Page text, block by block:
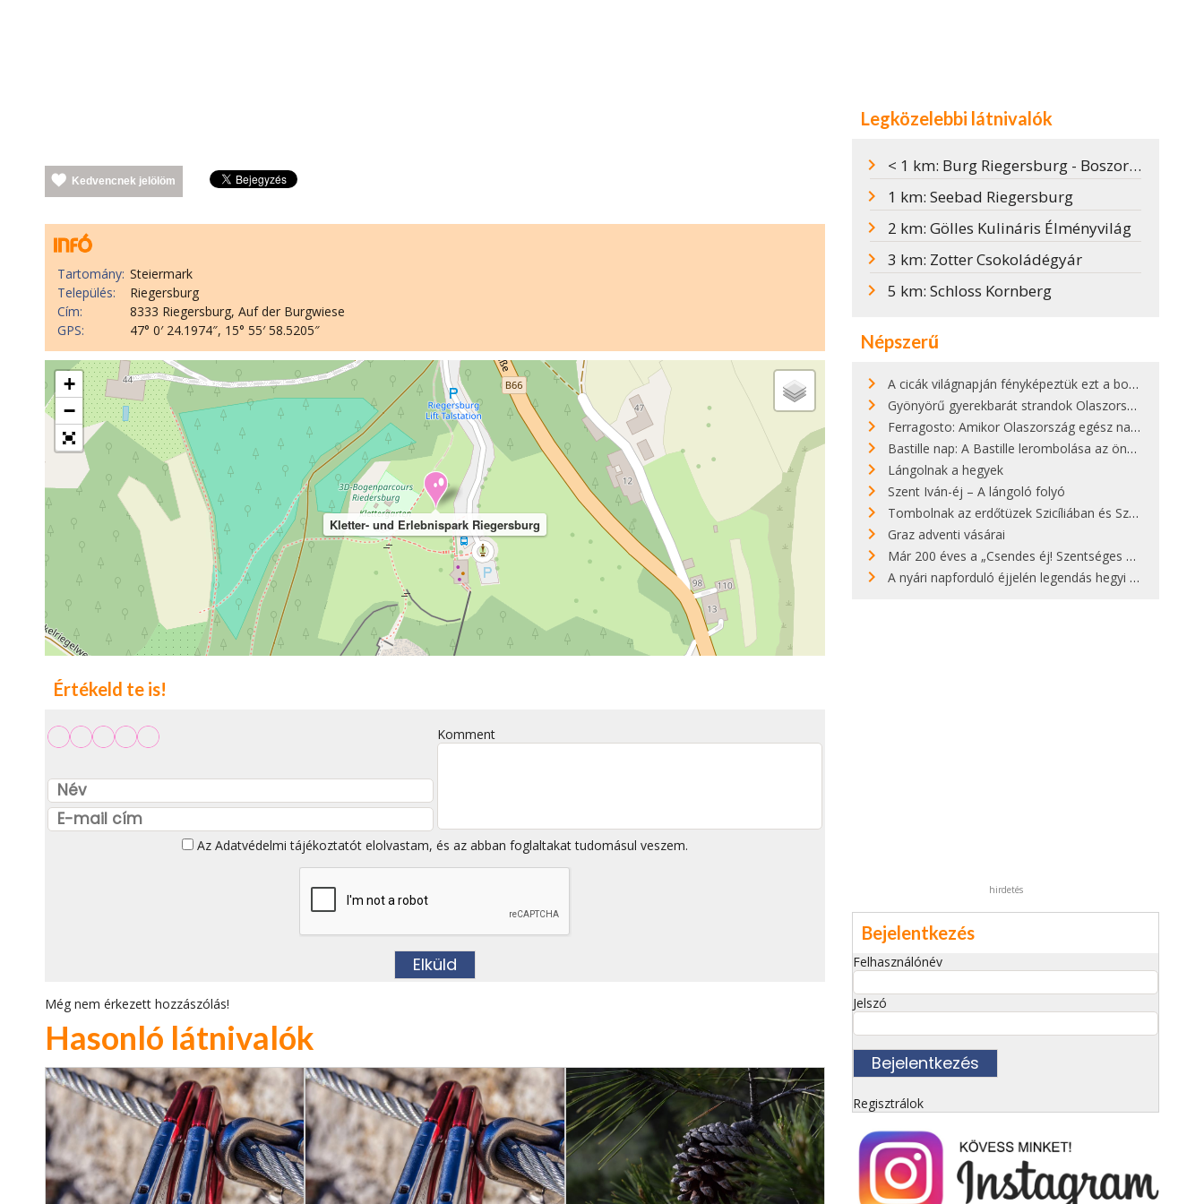
Kedvencnek jelölöm
Tartomány: Steiermark
Település:
Riegersburg
Cím:
8333 Riegersburg, Auf der Burgwiese
GPS:
47° 0′ 24.1974″, 15° 55′ 58.5205″
Kletter- und Erlebnispark Riegersburg
+
−
Értékeld te is!
Komment
Az Adatvédelmi tájékoztatót elolvastam, és az abban foglaltakat tudomásul veszem.
Még nem érkezett hozzászólás!
Hasonló látnivalók
Legközelebbi látnivalók
< 1 km: Burg Riegersburg - Boszorkánymúzeum
1 km: Seebad Riegersburg
2 km: Gölles Kulináris Élményvilág
3 km: Zotter Csokoládégyár
5 km: Schloss Kornberg
Népszerű
A cicák világnapján fényképeztük ezt a bokor alatt hűsölő cicát Kisorosziban
Gyönyörű gyerekbarát strandok Olaszországban - megmutatjuk a 15 legjobbat
Ferragosto: Amikor Olaszország egész nap nyaral
Bastille nap: A Bastille lerombolása az önkényuralom végét jelentette
Lángolnak a hegyek
Szent Iván-éj – A lángoló folyó
Tombolnak az erdőtüzek Szicíliában és Szardínián
Graz adventi vásárai
Már 200 éves a „Csendes éj! Szentséges éj!”
A nyári napforduló éjjelén legendás hegyi tüzek világítják meg Zugspitzét
hirdetés
Bejelentkezés
Felhasználónév
Jelszó
Regisztrálok